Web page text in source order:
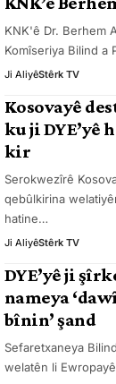
KNK'ê Dr. Berhem
Komîseriya Bilind a
Ji AliyêStêrk TV
Kosovayê
ku ji
kir
Serokwezîrê
qebûlkirina
hatine…
Ji AliyêStêrk TV
DYE’yê ji
nameya
bînin’ şand
Sefaretxaneya
welatên li